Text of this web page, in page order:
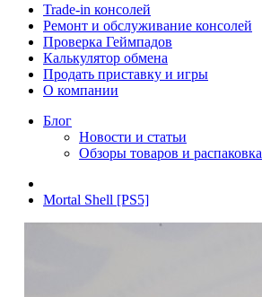
Trade-in консолей
Ремонт и обслуживание консолей
Проверка Геймпадов
Калькулятор обмена
Продать приставку и игры
О компании
Блог
Новости и статьи
Обзоры товаров и распаковка
Mortal Shell [PS5]